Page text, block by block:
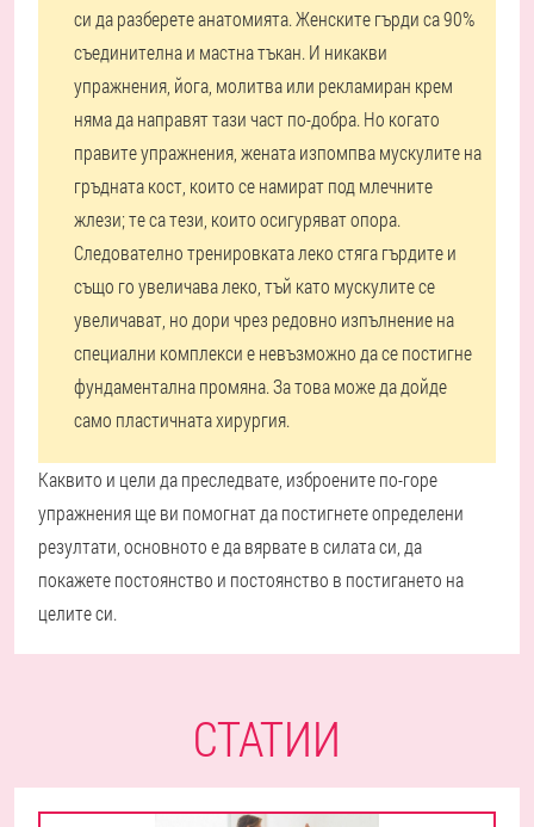
си да разберете анатомията. Женските гърди са 90%
съединителна и мастна тъкан. И никакви
упражнения, йога, молитва или рекламиран крем
няма да направят тази част по-добра. Но когато
правите упражнения, жената изпомпва мускулите на
гръдната кост, които се намират под млечните
жлези; те са тези, които осигуряват опора.
Следователно тренировката леко стяга гърдите и
също го увеличава леко, тъй като мускулите се
увеличават, но дори чрез редовно изпълнение на
специални комплекси е невъзможно да се постигне
фундаментална промяна. За това може да дойде
само пластичната хирургия.
Каквито и цели да преследвате, изброените по-горе
упражнения ще ви помогнат да постигнете определени
резултати, основното е да вярвате в силата си, да
покажете постоянство и постоянство в постигането на
целите си.
СТАТИИ